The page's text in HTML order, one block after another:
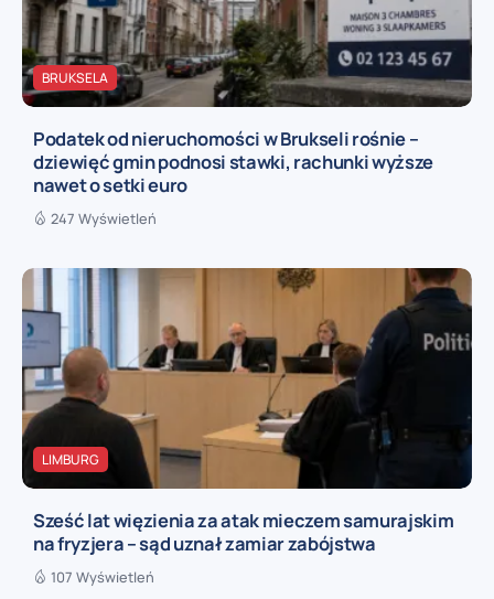
BRUKSELA
Podatek od nieruchomości w Brukseli rośnie –
dziewięć gmin podnosi stawki, rachunki wyższe
nawet o setki euro
247 Wyświetleń
LIMBURG
Sześć lat więzienia za atak mieczem samurajskim
na fryzjera – sąd uznał zamiar zabójstwa
107 Wyświetleń